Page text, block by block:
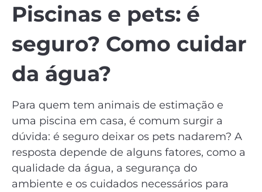
Piscinas e pets: é
seguro? Como cuidar
da água?
Para quem tem animais de estimação e
uma piscina em casa, é comum surgir a
dúvida: é seguro deixar os pets nadarem? A
resposta depende de alguns fatores, como a
qualidade da água, a segurança do
ambiente e os cuidados necessários para